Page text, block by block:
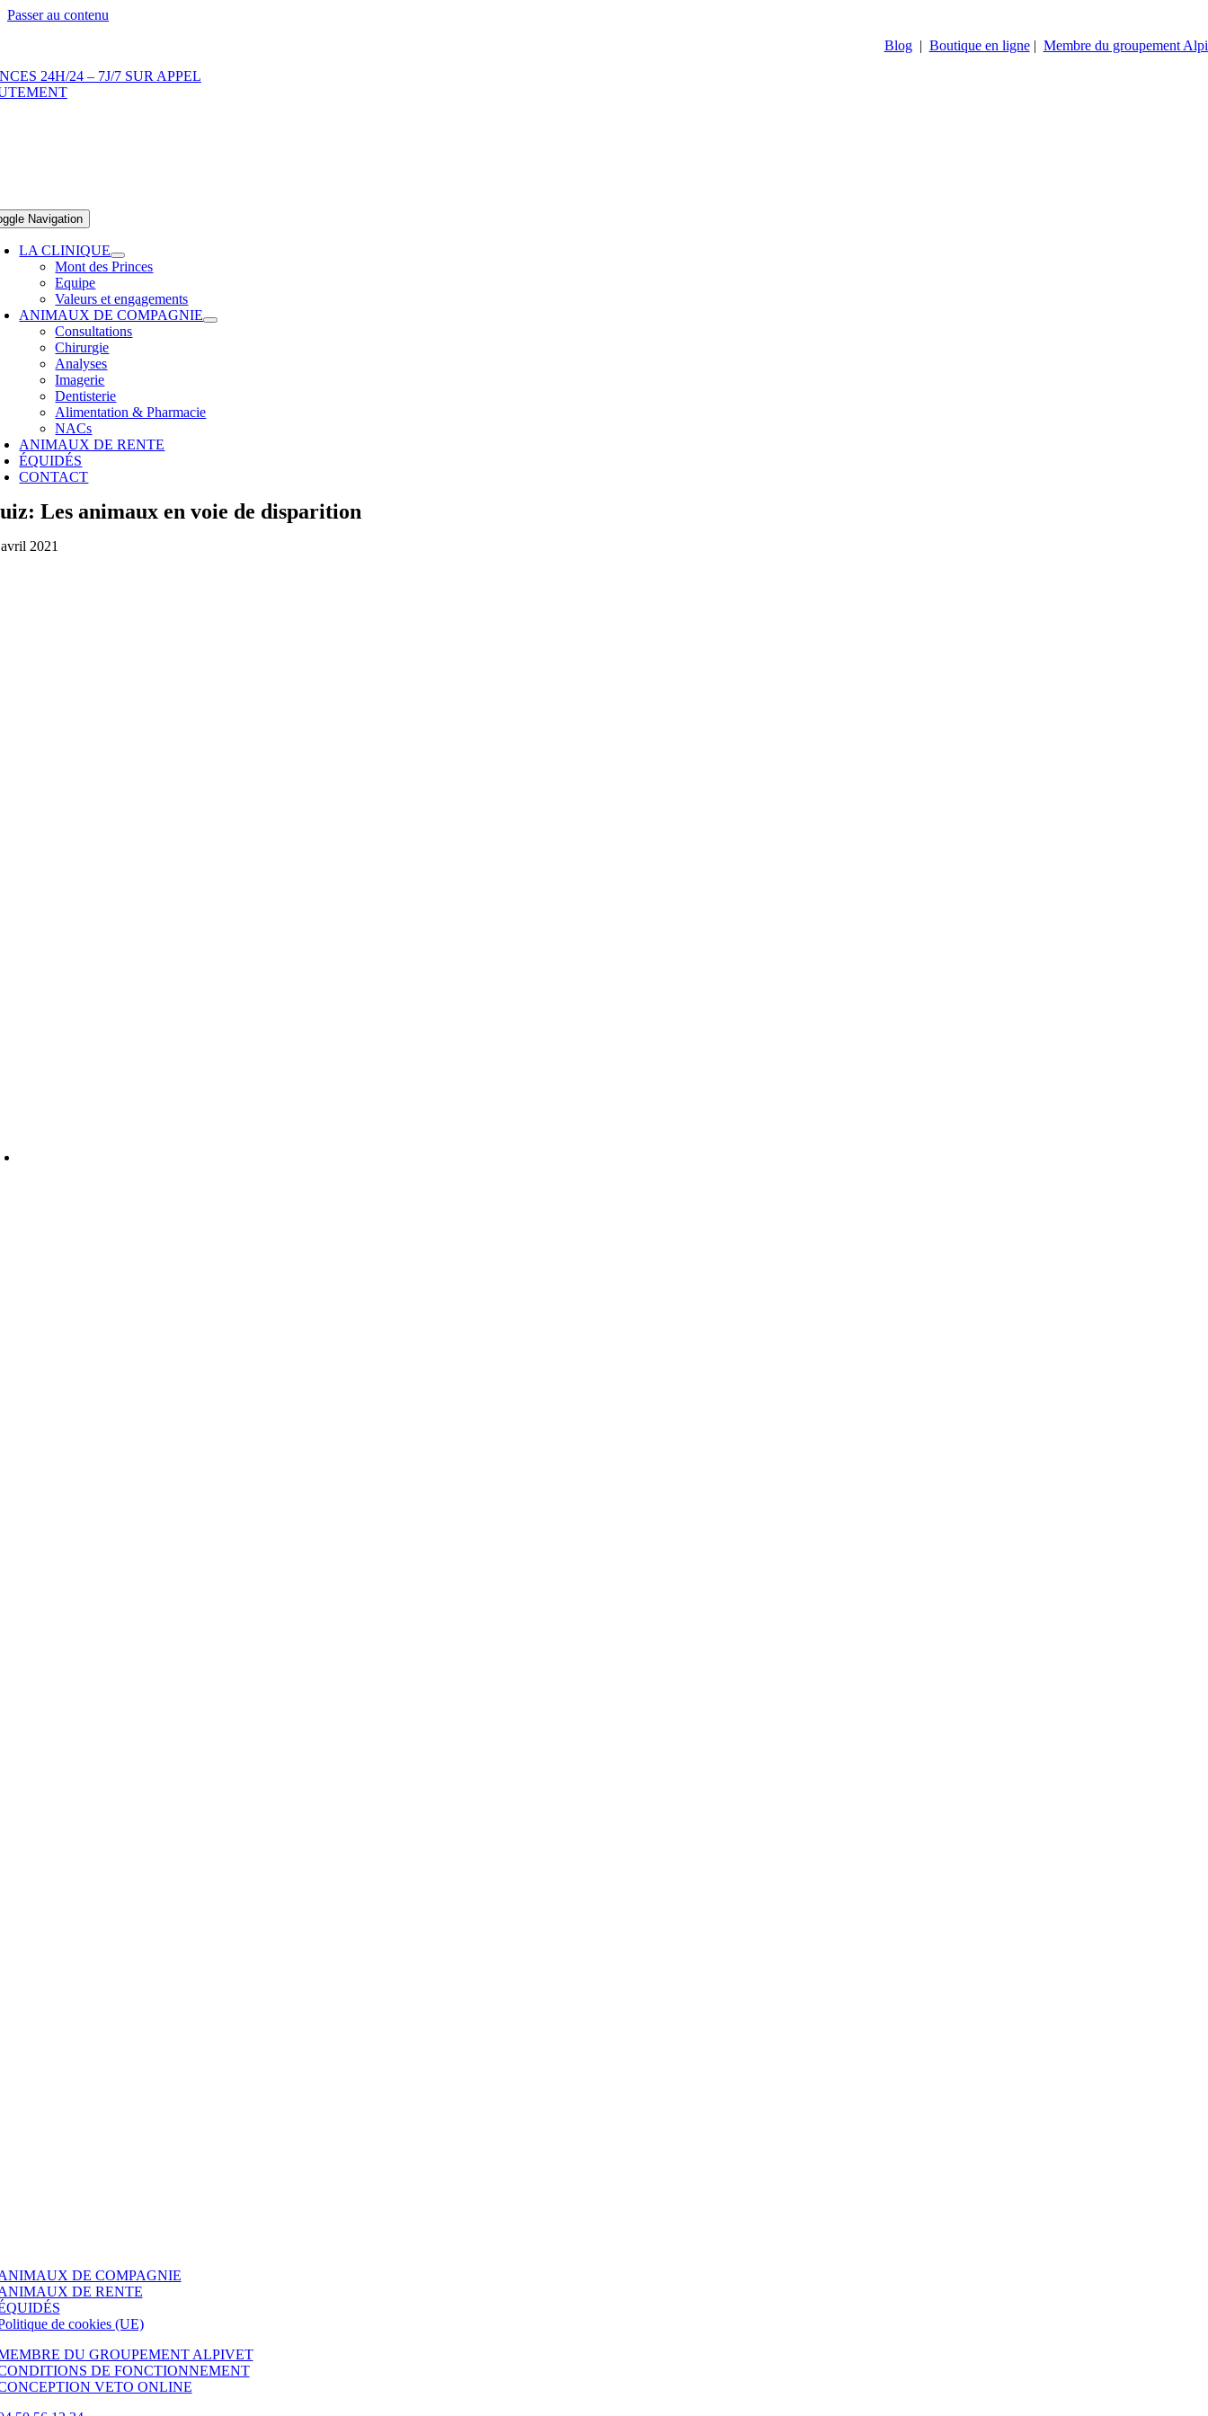
Passer au contenu
Blog| Boutique en ligne| Membre du groupement
24H/24 – 7J/7 SUR APPEL
Navigation
LA CLINIQUE
Mont des Princes
Equipe
Valeurs et engagements
ANIMAUX DE COMPAGNIE
Consultations
Chirurgie
Analyses
Imagerie
Dentisterie
Alimentation & Pharmacie
NACs
ANIMAUX DE RENTE
ÉQUIDÉS
CONTACT
Les animaux en voie de disparition
2021
DE COMPAGNIE
DE RENTE
de cookies (UE)
DU GROUPEMENT ALPIVET
DE FONCTIONNEMENT
VETO ONLINE